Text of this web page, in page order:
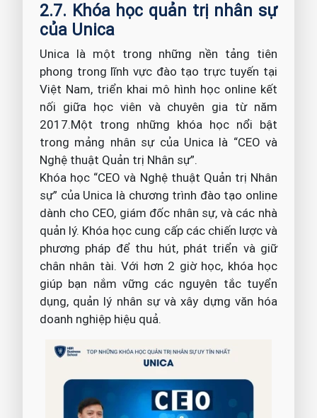
2.7. Khóa học quản trị nhân sự
của Unica
Unica là một trong những nền tảng tiên
phong trong lĩnh vực đào tạo trực tuyến tại
Việt Nam, triển khai mô hình học online kết
nối giữa học viên và chuyên gia từ năm
2017.Một trong những khóa học nổi bật
trong mảng nhân sự của Unica là “CEO và
Nghệ thuật Quản trị Nhân sự”.
Khóa học “CEO và Nghệ thuật Quản trị Nhân
sự” của Unica là chương trình đào tạo online
dành cho CEO, giám đốc nhân sự, và các nhà
quản lý. Khóa học cung cấp các chiến lược và
phương pháp để thu hút, phát triển và giữ
chân nhân tài. Với hơn 2 giờ học, khóa học
giúp bạn nắm vững các nguyên tắc tuyển
dụng, quản lý nhân sự và xây dựng văn hóa
doanh nghiệp hiệu quả.